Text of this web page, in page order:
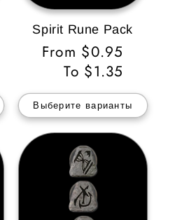
Spirit Rune Pack
Обычная
цена
From $0.95
To $1.35
Выберите варианты